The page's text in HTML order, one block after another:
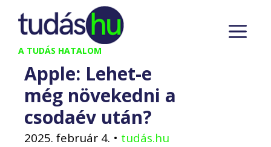
Kilépés
tartalomba
A TUDÁS HATALOM
Apple: Lehet-e
még növekedni a
csodaév után?
2025. február 4. • tudás.hu